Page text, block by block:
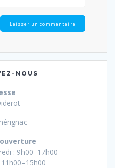
NOUS
: 9h00–17h00